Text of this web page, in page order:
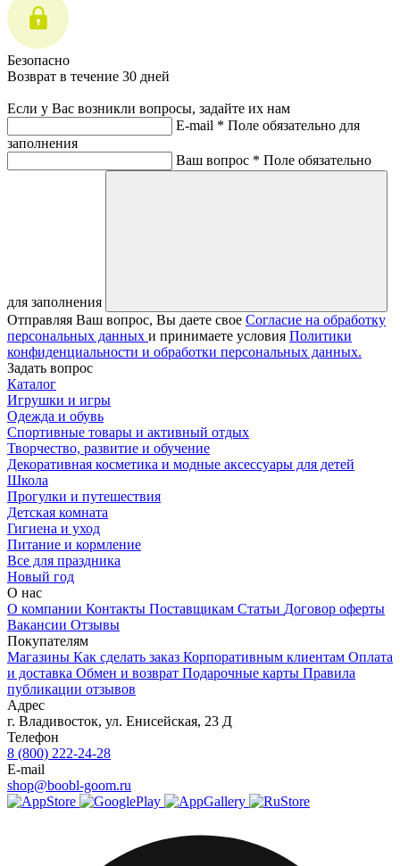
Безопасно
Возврат в течение 30 дней
Если у Вас возникли вопросы, задайте их нам
E-mail * Поле обязательно для
заполнения
Ваш вопрос * Поле обязательно
для заполнения
Отправляя Ваш вопрос, Вы даете свое Согласие на обработку
персональных данных и принимаете условия Политики
конфиденциальности и обработки персональных данных.
Задать вопрос
Каталог
Игрушки и игры
Одежда и обувь
Спортивные товары и активный отдых
Творчество, развитие и обучение
Декоративная косметика и модные аксессуары для детей
Школа
Прогулки и путешествия
Детская комната
Гигиена и уход
Питание и кормление
Все для праздника
Новый год
О нас
О компании Контакты Поставщикам Статьи Договор оферты
Вакансии Отзывы
Покупателям
Магазины Как сделать заказ Корпоративным клиентам Оплата
и доставка Обмен и возврат Подарочные карты Правила
публикации отзывов
Адрес
г. Владивосток, ул. Енисейская, 23 Д
Телефон
8 (800) 222-24-28
E-mail
shop@boobl-goom.ru